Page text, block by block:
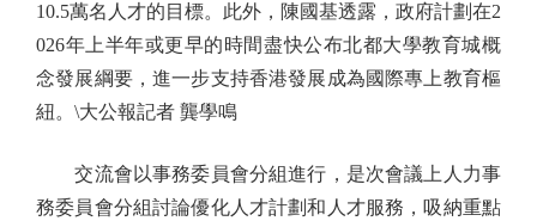
10.5萬名人才的目標。此外，陳國基透露，政府計劃在2
026年上半年或更早的時間盡快公布北都大學教育城概
念發展綱要，進一步支持香港發展成為國際專上教育樞
紐。\大公報記者 龔學鳴
交流會以事務委員會分組進行，是次會議上人力事
務委員會分組討論優化人才計劃和人才服務，吸納重點